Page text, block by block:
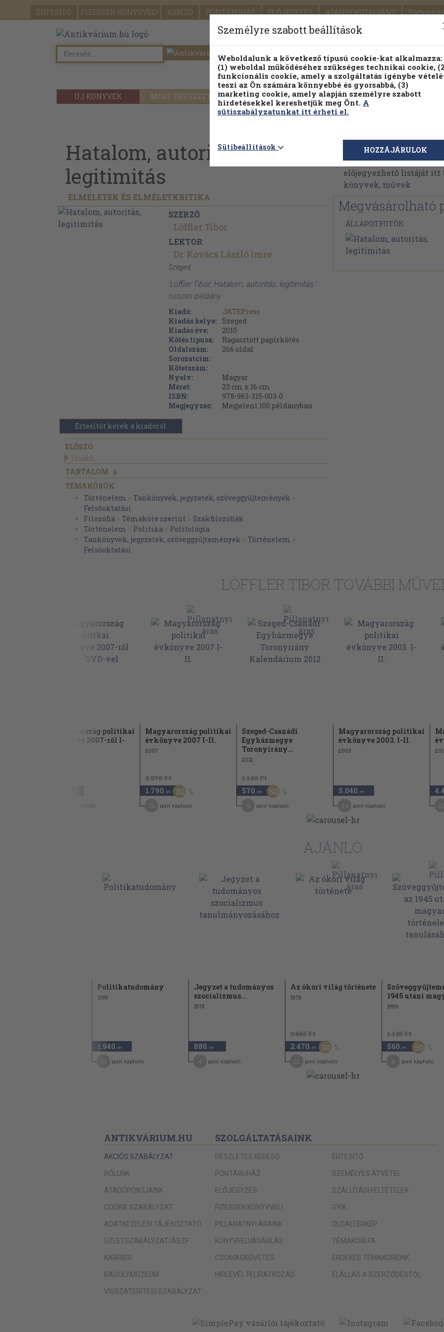
ÉRTESÍTŐ FIZESSEN KÖNYVVEL! AUKCIÓ PONTÁRUHÁZ ELŐJEGYZÉS AJÁNDÉKUTALVÁNY
SEGÍTSÉG
ÚJ KÖNYVEK MOST ÉRKEZETT PILLANATNYI ÁRAINK FENNTARTHATÓ
Részletes kereső Témaköri fa
Hatalom, autoritás,
legitimitás
ELMÉLETEK ÉS ELMÉLETKRITIKA
SZERZŐ
Löffler Tibor
LEKTOR
Dr. Kovács László Imre
Szeged
'Löffler Tibor: Hatalom, autoritás, legitimitás '
összes példány
Kiadó:
JATEPress
Kiadás helye:
Szeged
Kiadás éve:
2010
Kötés típusa:
Ragasztott papírkötés
Oldalszám:
266 oldal
Sorozatcím:
Kötetszám:
Nyelv:
Magyar
Méret:
23 cm x 16 cm
ISBN:
978-963-315-003-0
Megjegyzés:
Megjelent 100 példányban.
Értesítőt kérek a kiadóról
ELŐSZÓ
Tovább
TARTALOM
TÉMAKÖRÖK
Történelem > Tankönyvek, jegyzetek, szöveggyűjtemények >
Felsőoktatási
Filozófia > Témaköre szerint > Szakfilozófiák
Történelem > Politika > Politológia
Tankönyvek, jegyzetek, szöveggyűjtemények > Történelem >
Felsőoktatási
Löffler Tibor
Löffler Tibor műveinek
előjegyezhető listáját
könyvek, művek
Megvásárolható
ÁLLAPOTFOTÓK
LÖFFLER TIBOR TOVÁBBI MŰVEI
Magyarország politikai
évkönyve 2007-ről I-
pont kapható
Magyarország politikai
évkönyve 2007 I-II.
2007
2.570 Ft
1.790 ,-Ft 30
pont kapható
Szeged-Csanádi
Egyházmegye
Toronyirány...
2012
1.140 Ft
570 ,-Ft 50
pont kapható
Magyarország politikai
évkönyve 2003. I-II.
2003
5.040 ,-Ft
pont kapható
AJÁNLÓ
Politikatudomány
1999
1.940 ,-Ft
pont kapható
Jegyzet a tudományos
szocializmus...
1975
880 ,-Ft
pont kapható
Az ókori világ története
1978
3.540 Ft
2.470 ,-Ft 30
pont kapható
1945 utáni
1990
1.130 Ft
560 ,-Ft 50
pont kapható
ANTIKVÁRIUM.HU
AKCIÓS SZABÁLYZAT
RÓLUNK
ÁTADÓPONTJAINK
COOKIE SZABÁLYZAT
ADATKEZELÉSI TÁJÉKOZTATÓ
ÜZLETSZABÁLYZAT/ÁSZF
KARRIER
BAGOLYMÚZEUM
VISSZATÉRÍTÉSI SZABÁLYZAT
SZOLGÁLTATÁSAINK
RÉSZLETES KERESŐ
PONTÁRUHÁZ
ELŐJEGYZÉS
FIZESSEN KÖNYVVEL!
PILLANATNYI ÁRAINK
KÖNYVFELVÁSÁRLÁS
CSOMAGKÖVETÉS
HÍRLEVÉL FELIRATKOZÁS
ÉRTESÍTŐ
SZEMÉLYES ÁTVÉTEL
SZÁLLÍTÁSI FELTÉTELEK
GYIK
OLDALTÉRKÉP
TÉMAKÖRI FA
ÉRDEKES TÉMAKÖREINK
ELÁLLÁS A SZERZŐDÉSTŐL
Személyre szabott beállítások
Weboldalunk a következő típusú cookie-kat alkalmazza:
(1) weboldal működéséhez szükséges technikai cookie,
funkcionális cookie, amely a szolgáltatás igénybe
teszi az Ön számára könnyebbé és gyorsabbá, (3)
marketing cookie, amely alapján személyre szabott
hirdetésekkel kereshetjük meg Önt. A
sütiszabályzatunkat itt érheti el.
Sütibeállítások HOZZÁJÁRULOK